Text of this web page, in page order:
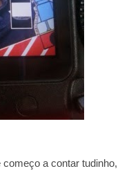
a contar tudinho,